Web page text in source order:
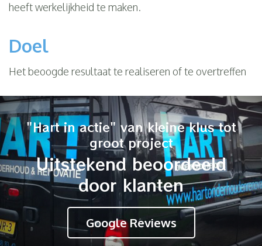
heeft werkelijkheid te maken.
Doel
Het beoogde resultaat te realiseren of te overtreffen
"Hart in actie" van kleine klus tot
groot project
Uitstekend beoordeeld
door klanten
Google Reviews